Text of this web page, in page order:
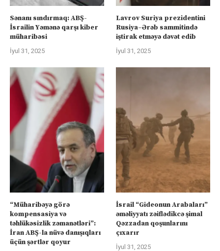
Sənanı sındırmaq: ABŞ-
İsrailin Yəmənə qarşı kiber
müharibəsi
İyul 31, 2025
Lavrov Suriya prezidentini
Rusiya–Ərəb sammitində
iştirak etməyə dəvət edib
İyul 31, 2025
“Müharibəyə görə
kompensasiya və
təhlükəsizlik zəmanətləri”:
İran ABŞ-la nüvə danışıqları
üçün şərtlər qoyur
İsrail “Gideonun Arabaları”
əməliyyatı zəiflədikcə şimal
Qəzzadan qoşunlarını
çıxarır
İyul 31, 2025